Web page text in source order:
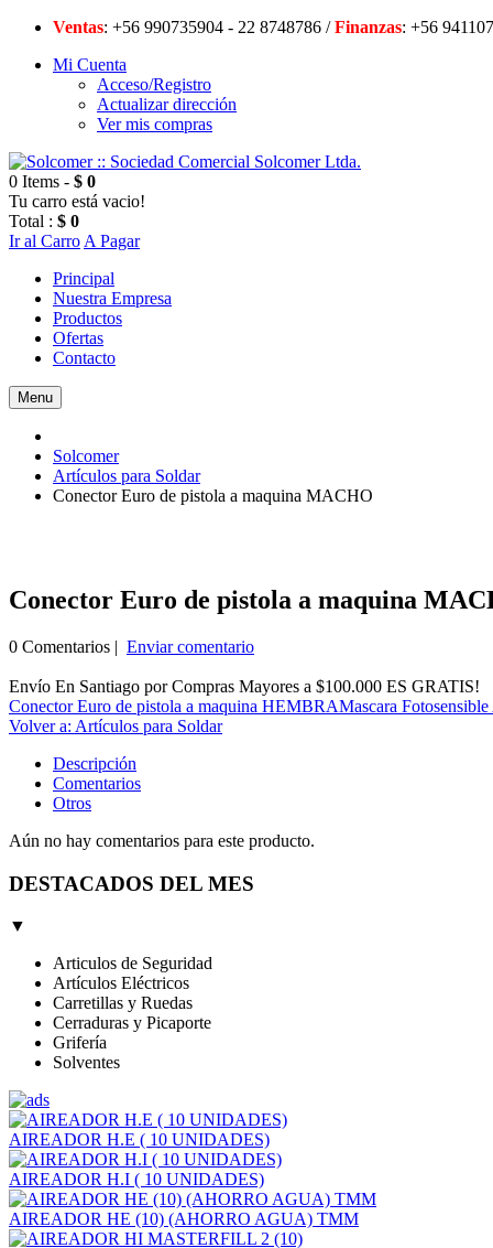
Ventas: +56 990735904 - 22 8748786 /Finanzas: +56
Mi Cuenta
Acceso/Registro
Actualizar dirección
Ver mis compras
0 Items - $ 0
Tu carro está vacio!
Total : $ 0
Ir al Carro A Pagar
Principal
Nuestra Empresa
Productos
Ofertas
Contacto
Menu
Solcomer
Artículos para Soldar
Conector Euro de pistola a maquina MACHO
Conector Euro de pistola a maquina
0 Comentarios | Enviar comentario
Envío En Santiago por Compras Mayores a $100.000 ES GRATIS!
Conector Euro de pistola a maquina HEMBRAMascara
Volver a: Artículos para Soldar
Descripción
Comentarios
Otros
Aún no hay comentarios para este producto.
DESTACADOS DEL MES
▼
Articulos de Seguridad
Artículos Eléctricos
Carretillas y Ruedas
Cerraduras y Picaporte
Grifería
Solventes
AIREADOR H.E ( 10 UNIDADES)
AIREADOR H.I ( 10 UNIDADES)
AIREADOR HE (10) (AHORRO AGUA) TMM